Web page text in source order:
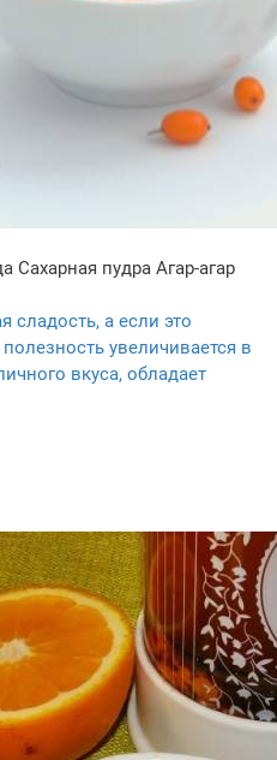
Сахарная пудра Агар-агар
сладость, а если это
увеличивается в
вкуса, обладает